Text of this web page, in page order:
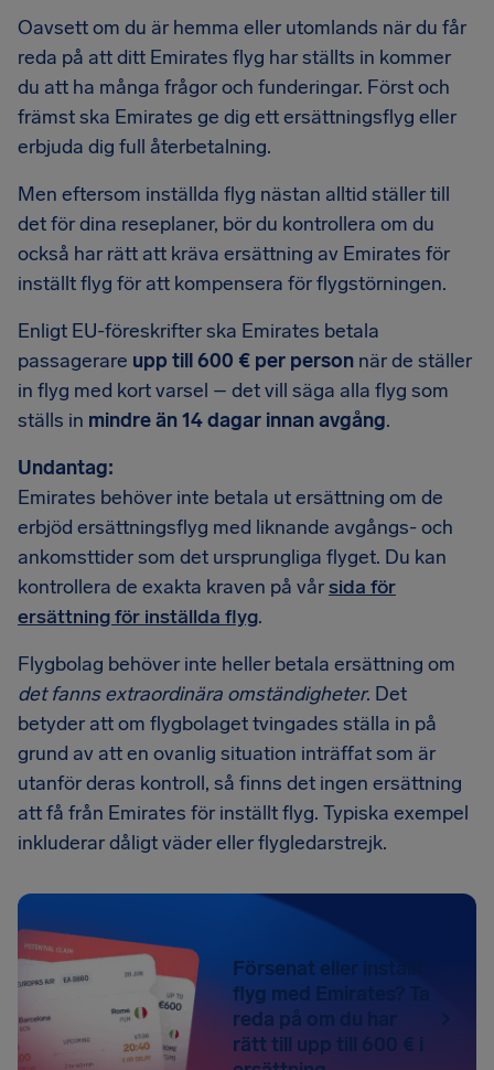
Oavsett om du är hemma eller utomlands när du får
reda på att ditt Emirates flyg har ställts in kommer
du att ha många frågor och funderingar. Först och
främst ska Emirates ge dig ett ersättningsflyg eller
erbjuda dig full återbetalning.
Men eftersom inställda flyg nästan alltid ställer till
det för dina reseplaner, bör du kontrollera om du
också har rätt att kräva ersättning av Emirates för
inställt flyg för att kompensera för flygstörningen.
Enligt EU-föreskrifter ska Emirates betala
passagerare upp till 600 € per person när de ställer
in flyg med kort varsel – det vill säga alla flyg som
ställs in mindre än 14 dagar innan avgång.
Undantag:
Emirates behöver inte betala ut ersättning om de
erbjöd ersättningsflyg med liknande avgångs- och
ankomsttider som det ursprungliga flyget. Du kan
kontrollera de exakta kraven på vårsida för
ersättning för inställda flyg.
Flygbolag behöver inte heller betala ersättning om
det fanns extraordinära omständigheter. Det
betyder att om flygbolaget tvingades ställa in på
grund av att en ovanlig situation inträffat som är
utanför deras kontroll, så finns det ingen ersättning
att få från Emirates för inställt flyg. Typiska exempel
inkluderar dåligt väder eller flygledarstrejk.
Försenat eller inställt
flyg med Emirates? Ta
reda på om du har
rätt till upp till 600 € i